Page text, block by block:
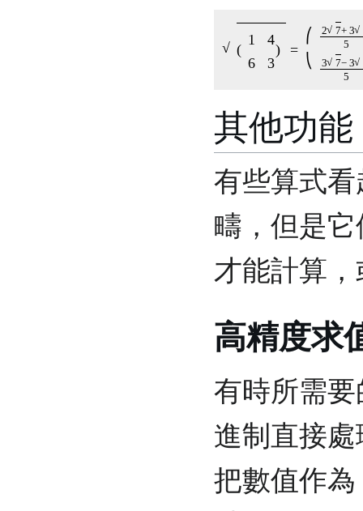
4 3
7 3 5 27−2
其他功能
有些算式
疇，但是
才能計算
高精度求
有時所需
進制直接
把數值作